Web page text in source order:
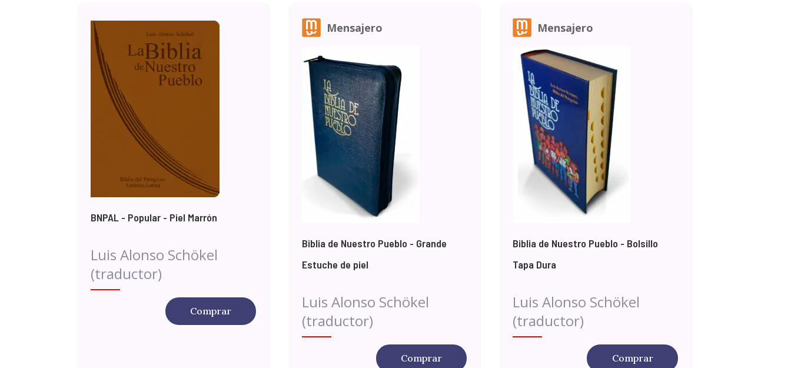
BNPAL - Popular - Piel Marrón
Luis Alonso Schökel
(traductor)
Comprar
Mensajero
Biblia de Nuestro Pueblo - Grande
Estuche de piel
Luis Alonso Schökel
(traductor)
Comprar
Mensajero
Biblia de Nuestro Pueblo - Bolsillo
Tapa Dura
Luis Alonso Schökel
(traductor)
Comprar